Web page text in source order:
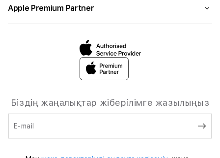
Apple Premium Partner
Біздің жаңалықтар жіберілімге жазылыңыз
E-mail